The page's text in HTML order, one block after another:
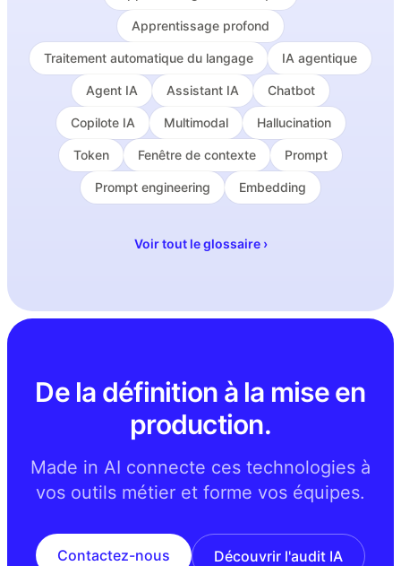
Apprentissage profond
Traitement automatique du langage IA agentique
Agent IA Assistant IA Chatbot
Copilote IA Multimodal Hallucination
Token Fenêtre de contexte Prompt
Prompt engineering Embedding
Voir tout le glossaire ›
De la définition à la mise en
production.
Made in AI connecte ces technologies à
vos outils métier et forme vos équipes.
Contactez-nous Découvrir l'audit IA